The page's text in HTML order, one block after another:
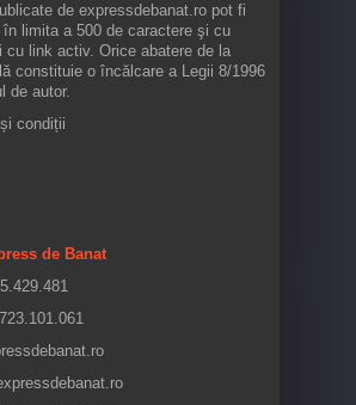
de expressdebanat.ro pot fi
în limita a 500 de caractere şi cu
cu link activ. Orice abatere de la
constituie o încălcare a Legii 8/1996
de autor.
condiții
de Banat